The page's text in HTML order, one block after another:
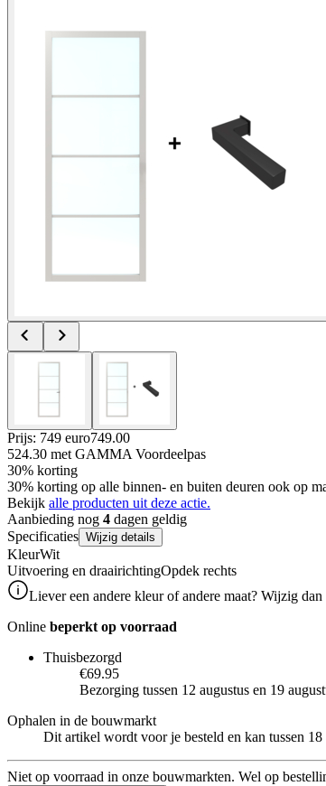
Prijs: 749 euro749.00
524.30 met GAMMA Voordeelpas
30% korting
30% korting op alle binnen- en buiten deuren ook op
Bekijk alle producten uit deze actie.
Aanbieding nog 4 dagen geldig
Specificaties Wijzig details
KleurWit
Uitvoering en draairichtingOpdek rechts
Liever een andere kleur of andere maat? Wijzig dan
Online beperkt op voorraad
Thuisbezorgd
€69.95
Bezorging tussen 12 augustus en 19
Ophalen in de bouwmarkt
Dit artikel wordt voor je besteld en kan tussen
Niet op voorraad in onze bouwmarkten. Wel op